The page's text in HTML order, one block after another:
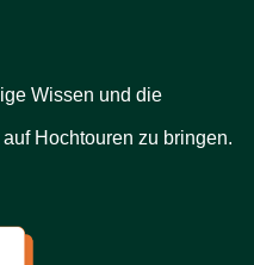
Wissen und die
Hochtouren zu bringen.